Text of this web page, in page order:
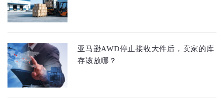
亚马逊AWD停止接收大件后，卖家的库
存该放哪？